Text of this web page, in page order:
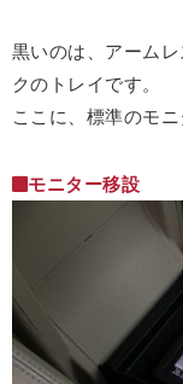
黒いのは、アーム
クのトレイです。
ここに、標準のモ
モニター移設